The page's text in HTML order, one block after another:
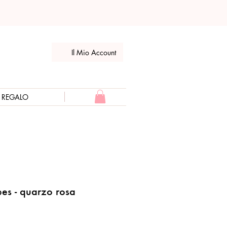
Il Mio Account
REGALO
- quarzo rosa